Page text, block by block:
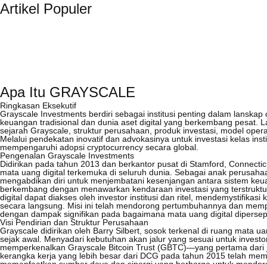
Artikel Populer
Apa Itu GRAYSCALE
Ringkasan Eksekutif
Grayscale Investments berdiri sebagai institusi penting dalam
keuangan tradisional dan dunia aset digital yang berkembang pesat.
sejarah Grayscale, struktur perusahaan, produk investasi, model
Melalui pendekatan inovatif dan advokasinya untuk investasi kelas
mempengaruhi adopsi cryptocurrency secara global.
Pengenalan Grayscale Investments
Didirikan pada tahun 2013 dan berkantor pusat di Stamford,
mata uang digital terkemuka di seluruh dunia. Sebagai anak
mengabdikan diri untuk menjembatani kesenjangan antara sistem
berkembang dengan menawarkan kendaraan investasi yang
digital dapat diakses oleh investor institusi dan ritel,
secara langsung. Misi ini telah mendorong pertumbuhannya dan
dengan dampak signifikan pada bagaimana mata uang digital
Visi Pendirian dan Struktur Perusahaan
Grayscale didirikan oleh Barry Silbert, sosok terkenal di ruang mata
sejak awal. Menyadari kebutuhan akan jalur yang sesuai untuk
memperkenalkan Grayscale Bitcoin Trust (GBTC)—yang pertama
kerangka kerja yang lebih besar dari DCG pada tahun 2015 telah